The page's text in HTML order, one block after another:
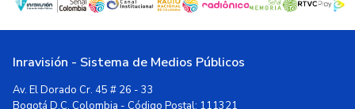
loading="eager">
Inravisión - Sistema de Medios Públicos
Av. El Dorado Cr. 45 # 26 - 33
Bogotá D.C, Colombia - Código Postal: 111321